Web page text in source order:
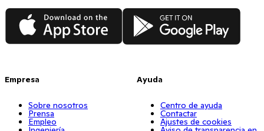
App Store Google Play
Empresa
Sobre nosotros
Prensa
Empleo
Ayuda
Centro de ayuda
Contactar
Ajustes de cookies